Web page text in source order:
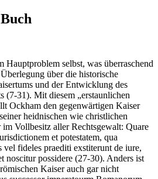
Hauptproblem selbst, was überraschend
über die historische
und der Entwicklung des
(7-31). Mit diesem „erstaunlichen
Ockham den gegenwärtigen Kaiser
heidnischen wie christlichen
Vollbesitz aller Rechtsgewalt: Quare
et potestatem, qua
vel fideles praediti exstiterunt de iure,
noscitur possidere (27-30). Anders ist
Kaiser auch gar nicht